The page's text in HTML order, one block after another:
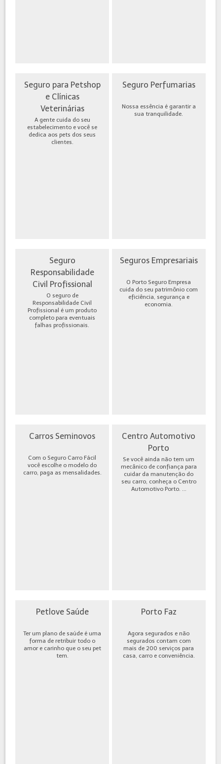
Seguro para Petshop
e Clínicas
Veterinárias
A gente cuida do seu
estabelecimento e você se
dedica aos pets dos seus
clientes.
Seguro Perfumarias
Nossa essência é garantir a
sua tranquilidade.
Seguro
Responsabilidade
Civil Profissional
O seguro de
Responsabilidade Civil
Profissional é um produto
completo para eventuais
falhas profissionais.
Seguros Empresariais
O Porto Seguro Empresa
cuida do seu patrimônio com
eficiência, segurança e
economia.
Carros Seminovos
Com o Seguro Carro Fácil
você escolhe o modelo do
carro, paga as mensalidades.
Centro Automotivo
Porto
Se você ainda não tem um
mecânico de confiança para
cuidar da manutenção do
seu carro, conheça o Centro
Automotivo Porto. ...
Petlove Saúde
Ter um plano de saúde é uma
forma de retribuir todo o
amor e carinho que o seu pet
tem.
Porto Faz
Agora segurados e não
segurados contam com
mais de 200 serviços para
casa, carro e conveniência.